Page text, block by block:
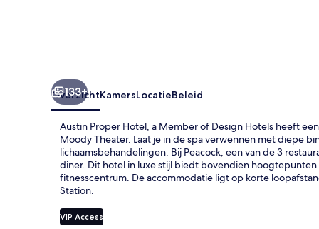
133+
OverzichtKamersLocatieBeleid
Austin Proper Hotel, a Member of Design Hotels heeft
Moody Theater. Laat je in de spa verwennen met diepe
lichaamsbehandelingen. Bij Peacock, een van de 3
diner. Dit hotel in luxe stijl biedt bovendien
fitnesscentrum. De accommodatie ligt op korte
Station.
VIP Access